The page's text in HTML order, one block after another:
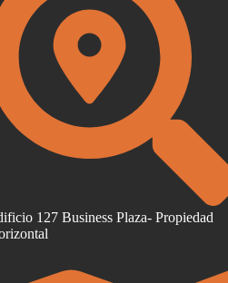
127 Business Plaza- Propiedad